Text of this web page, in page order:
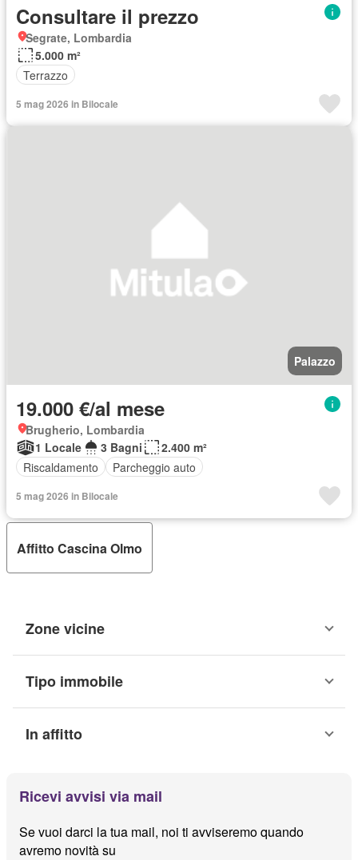
Consultare il prezzo
Segrate, Lombardia
5.000 m²
Terrazzo
5 mag 2026 in Bilocale
Palazzo
19.000 €/al mese
Brugherio, Lombardia
1 Locale
3 Bagni
2.400 m²
Riscaldamento
Parcheggio auto
5 mag 2026 in Bilocale
Affitto Cascina Olmo
Zone vicine
Tipo immobile
In affitto
Ricevi avvisi via mail
Se vuoi darci la tua mail, noi ti avviseremo quando
avremo novità su